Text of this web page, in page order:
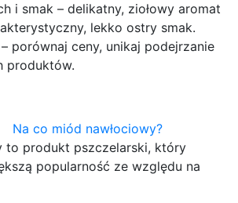
i smak – delikatny, ziołowy aromat
lekko ostry smak.
porównaj ceny, unikaj podejrzanie
produktów.
Na co miód nawłociowy?
to produkt pszczelarski, który
popularność ze względu na